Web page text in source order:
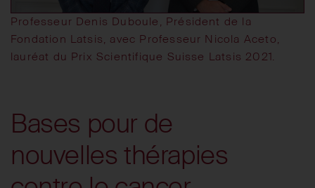
Professeur Denis Duboule, Président de la
Fondation Latsis, avec Professeur Nicola Aceto,
lauréat du Prix Scientifique Suisse Latsis 2021.
Bases pour de
nouvelles thérapies